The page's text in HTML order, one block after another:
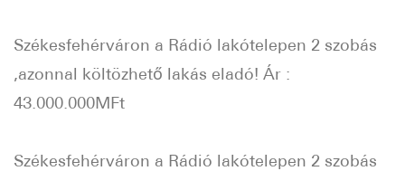
Székesfehérváron a Rádió lakótelepen 2 szobás
,azonnal költözhető lakás eladó! Ár :
43.000.000MFt
Székesfehérváron a Rádió lakótelepen 2 szobás